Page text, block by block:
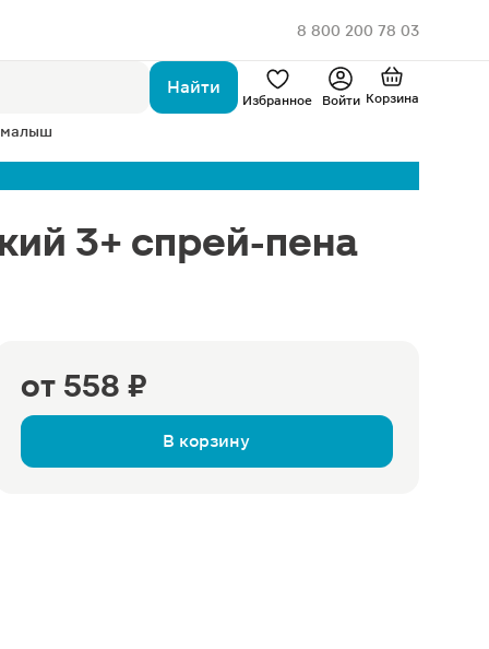
8 800 200 78 03
Найти
Избранное Войти Корзина
3+ спрей-пена
от 558 ₽
В корзину